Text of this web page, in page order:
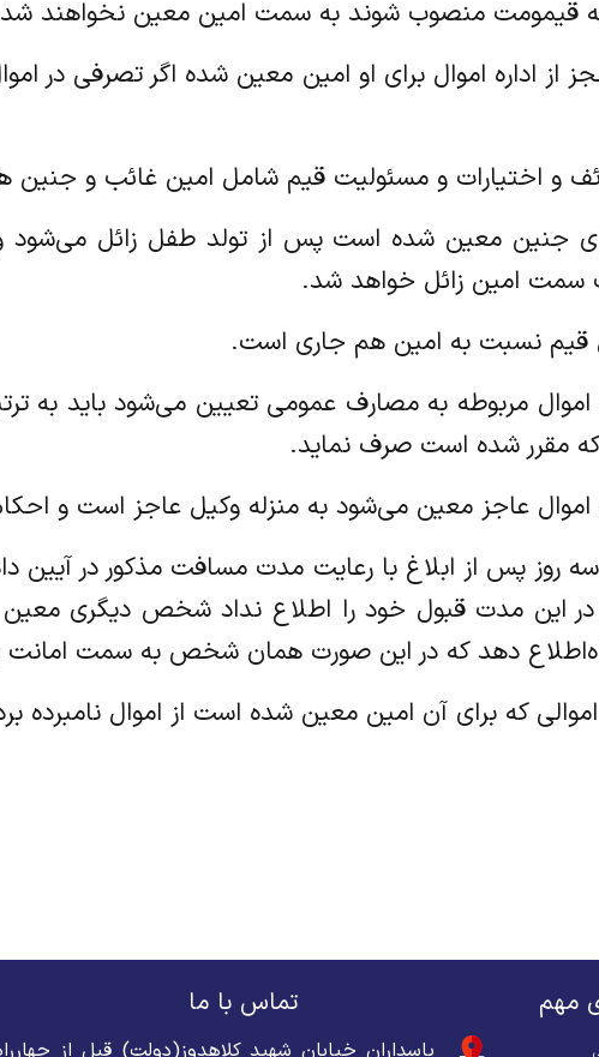
عجز از اداره اموال برای او امین معین شده اگر تصرفی
که برای جنین معین شده است پس از تولد طفل زائل
امین زائل خواهد شد.
اداره اموال مربوطه به مصارف عمومی تعیین می‌شود باید
مقرر شده است صرف نماید.
در ظرف سه روز پس از ابلاغ با رعایت مدت مسافت مذکور در
در این مدت قبول خود را اطلاع نداد شخص دیگری
دهد که در این صورت همان شخص به سمت امانت
مهم تماس با ما
پاسداران خیابان شهید کلاهدوز(دولت) قبل از